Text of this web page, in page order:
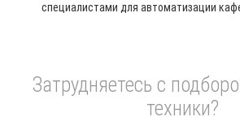
специалистами для автоматизации
Затрудняетесь с
техники?